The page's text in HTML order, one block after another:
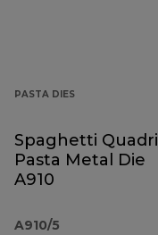
PASTA DIES
Spaghetti Quadri
Pasta Metal Die
A910
A910/5